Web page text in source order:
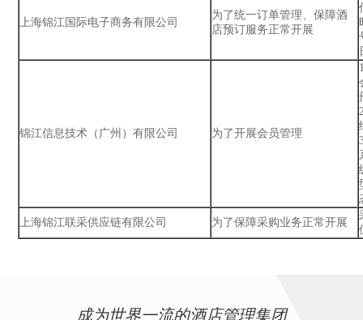
上海锦江国际电子商务有限公司
为了统一订单管理、保障酒
店预订服务正常开展
锦江信息技术（广州）有限公司 为了开展会员管理
上海锦江联采供应链有限公司
为了保障采购业务正常开展
成为世界一流的酒店管理集团